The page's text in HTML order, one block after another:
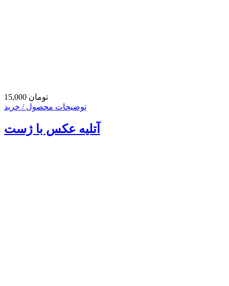
15,000 تومان
توضیحات محصول / خرید
آتلیه عکس با ژست